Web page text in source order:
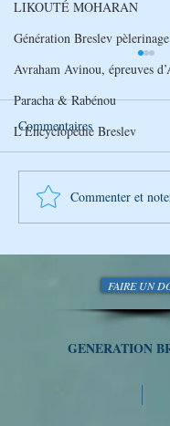
LIKOUTÉ MOHARAN
Génération Breslev
Avraham Avinou, épreuves
Paracha & Rabénou
L’Encyclopédie Breslev
L’Univers de
BéAv : Un
Commentaires
Commenter et
FAIRE UN
GENERATION